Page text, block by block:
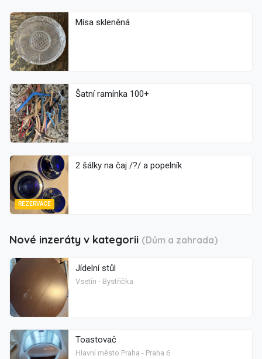
Mísa skleněná
Šatní ramínka 100+
REZERVACE
2 šálky na čaj /?/ a popelník
Nové inzeráty v kategorii (Dům a zahrada)
Jídelní stůl
Vsetín - Bystřička
Toastovač
Hlavní město Praha - Praha 6